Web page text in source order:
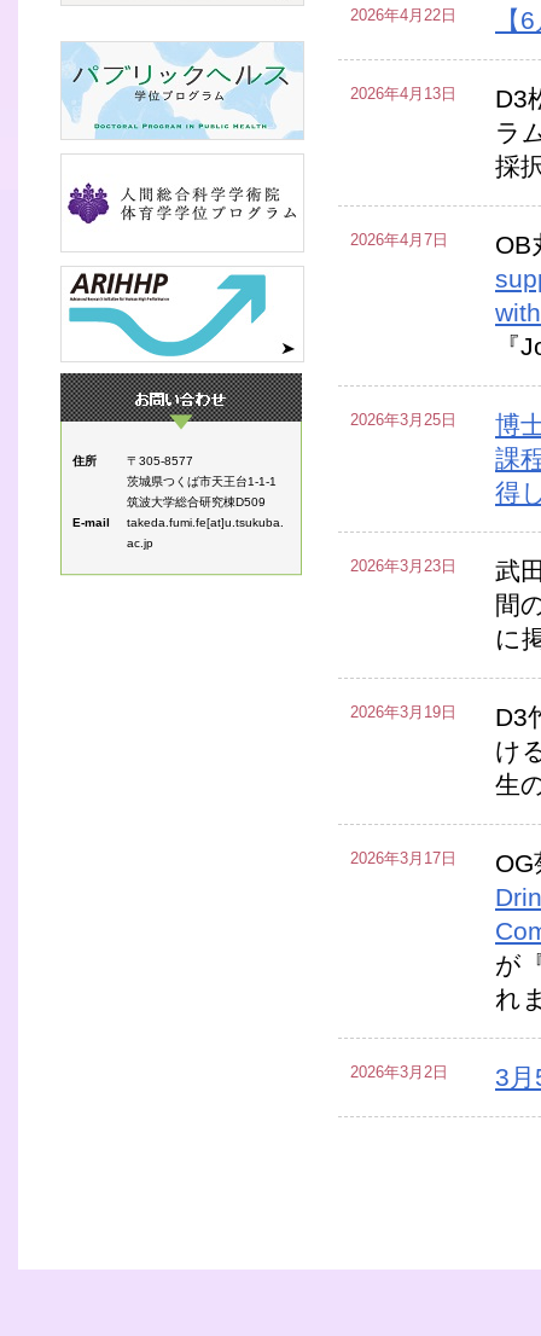
住所
〒305-8577
茨城県つくば市天王台1-1-1
筑波大学総合研究棟D509
E-mail
takeda.fumi.fe[at]u.tsukuba.
ac.jp
2026年4月22日 【
2026年4月13日
D3
ラ
採
2026年4月7日
OB
『
2026年3月25日
博
課
得
2026年3月23日
武
間
に
2026年3月19日
D3
け
生
2026年3月17日
が
れ
2026年3月2日 3